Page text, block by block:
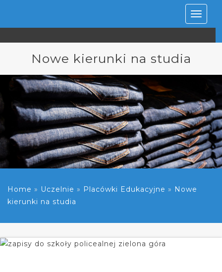
Rozwiń
Nowe kierunki na studia
Home » Uczelnie » Placówki Edukacyjne » Nowe
kierunki na studia